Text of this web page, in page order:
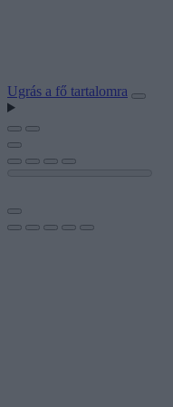
Ugrás a fő tartalomra